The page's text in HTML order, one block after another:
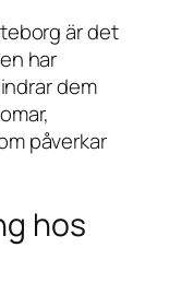
är det
har
dem
påverkar
hos